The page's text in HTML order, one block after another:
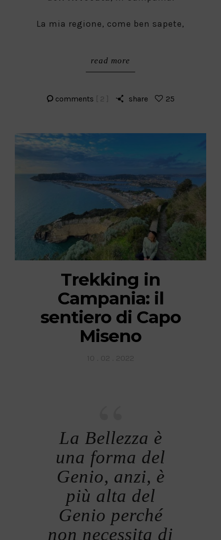
La mia regione, come ben sapete,
read more
comments [ 2 ] share 25
Trekking in
Campania: il
sentiero di Capo
Miseno
La Bellezza è
una forma del
Genio, anzi, è
più alta del
Genio perché
non necessita di